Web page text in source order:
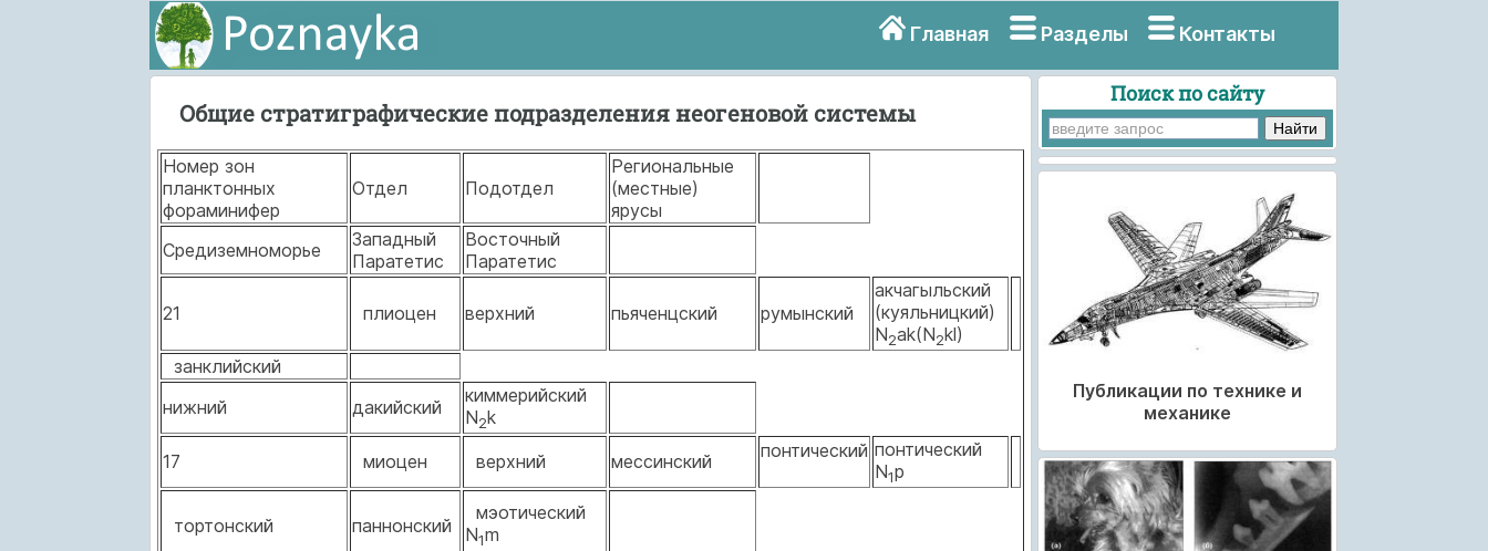
Главная Разделы Контакты
Общие стратиграфические подразделения неогеновой системы
Номер зон
планктонных
фораминифер
Отдел Подотдел
Региональные
(местные)
ярусы
Средиземноморье
Западный
Паратетис
Восточный
Паратетис
21 плиоцен верхний пьяченцский румынский
акчагыльский
(куяльницкий)
N2ak(N2kl)
занклийский
нижний
дакийский
киммерийский
N2k
17
миоцен верхний мессинский понтический понтический
N1p
тортонский паннонский
мэотический
N1m
Поиск по сайту
Публикации по технике и
механике